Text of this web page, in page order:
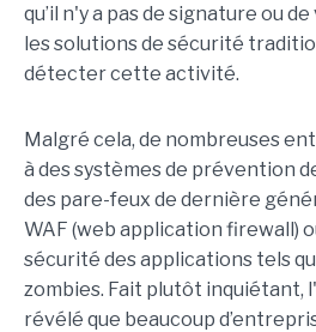
qu’il n'y a pas de signature ou
les solutions de sécurité
détecter cette activité.
Malgré cela, de nombreuses
à des systèmes de prévention
des pare-feux de dernière
WAF (web application firewall)
sécurité des applications tels
zombies. Fait plutôt inquiétant,
révélé que beaucoup